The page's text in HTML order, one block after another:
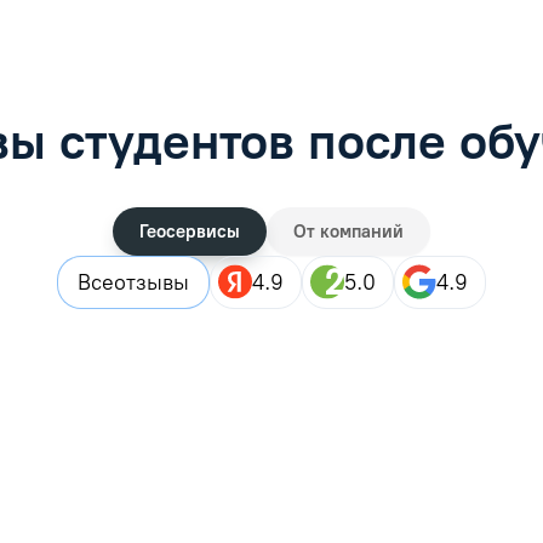
студентов после
Геосервисы От компаний
Всеотзывы 4.9 5.0 4.9